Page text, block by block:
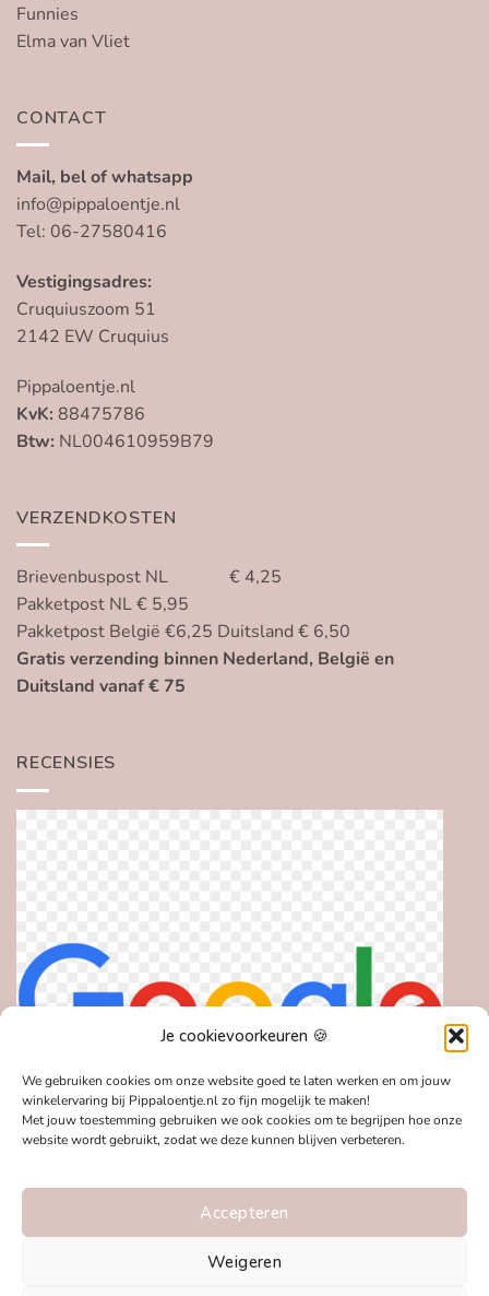
Je cookievoorkeuren 🍪
We gebruiken cookies om onze website goed te laten werken en om jouw
winkelervaring bij Pippaloentje.nl zo fijn mogelijk te maken!
Met jouw toestemming gebruiken we ook cookies om te begrijpen hoe onze
website wordt gebruikt, zodat we deze kunnen blijven verbeteren.
Accepteren
Weigeren
Funnies
Elma van Vliet
CONTACT
Mail, bel of whatsapp
info@pippaloentje.nl
Tel: 06-27580416
Vestigingsadres:
Cruquiuszoom 51
2142 EW Cruquius
Pippaloentje.nl
KvK: 88475786
Btw: NL004610959B79
VERZENDKOSTEN
Brievenbuspost NL € 4,25
Pakketpost NL € 5,95
Pakketpost België €6,25 Duitsland € 6,50
Gratis verzending binnen Nederland, België en
Duitsland vanaf € 75
RECENSIES